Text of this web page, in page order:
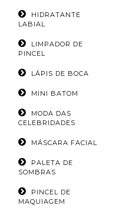
HIDRATANTE
LABIAL
LIMPADOR DE
PINCEL
LÁPIS DE BOCA
MINI BATOM
MODA DAS
CELEBRIDADES
MÁSCARA FACIAL
PALETA DE
SOMBRAS
PINCEL DE
MAQUIAGEM